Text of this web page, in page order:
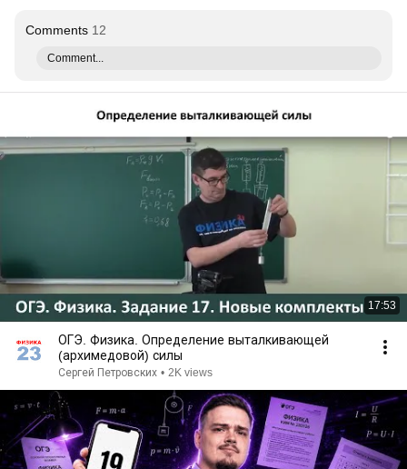
Comments 12
Comment...
17:53
ОГЭ. Физика. Определение выталкивающей
(архимедовой) силы
Сергей Петровских • 2K views